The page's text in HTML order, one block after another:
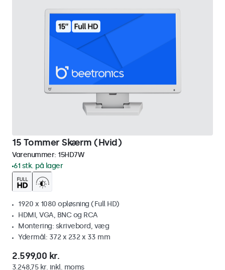
15 Tommer Skærm (Hvid)
Varenummer: 15HD7W
61 stk. på lager
1920 x 1080 opløsning (Full HD)
HDMI, VGA, BNC og RCA
Montering: skrivebord, væg
Ydermål: 372 x 232 x 33 mm
2.599,00 kr.
3.248,75 kr. inkl. moms